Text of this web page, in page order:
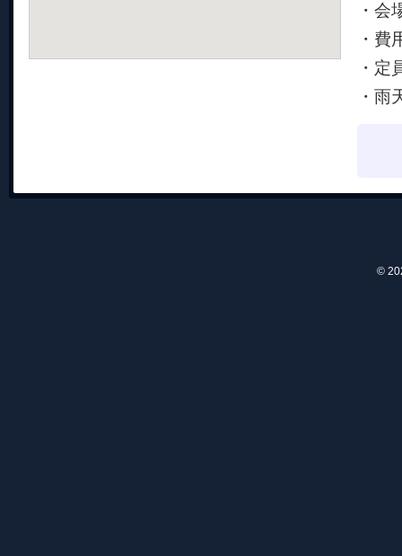
・会
・費
・定
・雨
©